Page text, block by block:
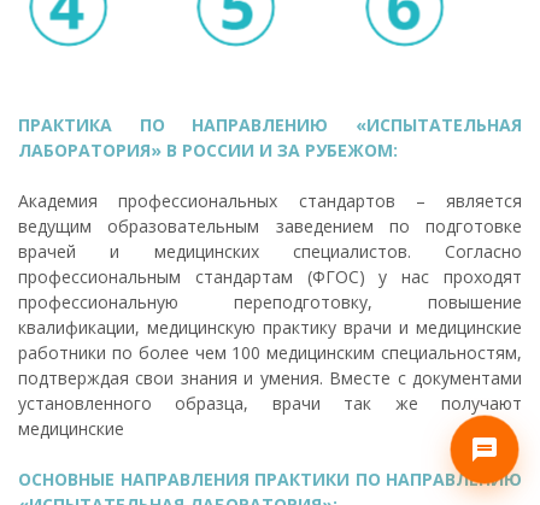
ПРАКТИКА ПО НАПРАВЛЕНИЮ «ИСПЫТАТЕЛЬНАЯ
ЛАБОРАТОРИЯ» В РОССИИ И ЗА РУБЕЖОМ:
Академия профессиональных стандартов – является
ведущим образовательным заведением по подготовке
врачей и медицинских специалистов. Согласно
профессиональным стандартам (ФГОС) у нас проходят
профессиональную переподготовку, повышение
квалификации, медицинскую практику врачи и медицинские
работники по более чем 100 медицинским специальностям,
подтверждая свои знания и умения. Вместе с документами
установленного образца, врачи так же получают
медицинские
ОСНОВНЫЕ НАПРАВЛЕНИЯ ПРАКТИКИ ПО НАПРАВЛЕНИЮ